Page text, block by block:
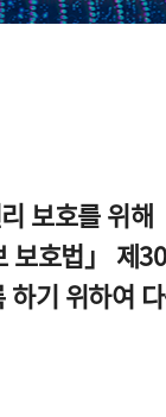
보호를 위
호법」 제
기 위하여